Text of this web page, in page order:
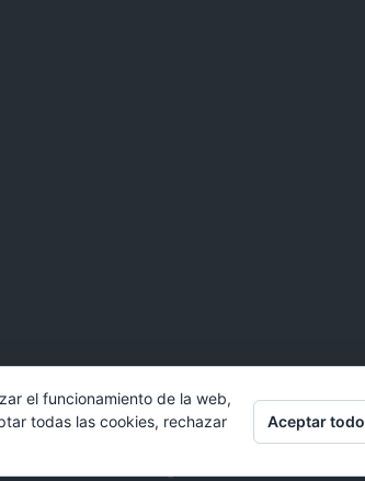
el funcionamiento de la web,
todas las cookies, rechazar
Aceptar todo